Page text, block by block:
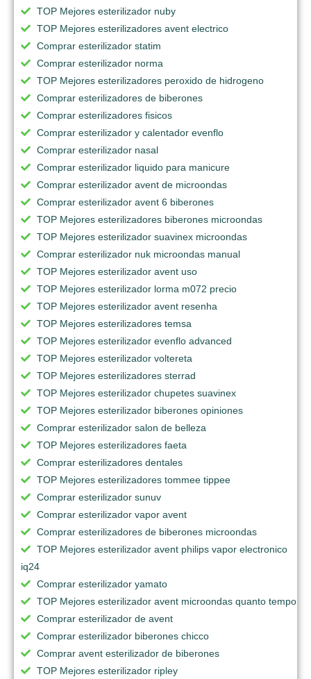
TOP Mejores esterilizador nuby
TOP Mejores esterilizadores avent electrico
Comprar esterilizador statim
Comprar esterilizador norma
TOP Mejores esterilizadores peroxido de hidrogeno
Comprar esterilizadores de biberones
Comprar esterilizadores fisicos
Comprar esterilizador y calentador evenflo
Comprar esterilizador nasal
Comprar esterilizador liquido para manicure
Comprar esterilizador avent de microondas
Comprar esterilizador avent 6 biberones
TOP Mejores esterilizadores biberones microondas
TOP Mejores esterilizador suavinex microondas
Comprar esterilizador nuk microondas manual
TOP Mejores esterilizador avent uso
TOP Mejores esterilizador lorma m072 precio
TOP Mejores esterilizador avent resenha
TOP Mejores esterilizadores temsa
TOP Mejores esterilizador evenflo advanced
TOP Mejores esterilizador voltereta
TOP Mejores esterilizadores sterrad
TOP Mejores esterilizador chupetes suavinex
TOP Mejores esterilizador biberones opiniones
Comprar esterilizador salon de belleza
TOP Mejores esterilizadores faeta
Comprar esterilizadores dentales
TOP Mejores esterilizadores tommee tippee
Comprar esterilizador sunuv
Comprar esterilizador vapor avent
Comprar esterilizadores de biberones microondas
TOP Mejores esterilizador avent philips vapor electronico
iq24
Comprar esterilizador yamato
TOP Mejores esterilizador avent microondas quanto tempo
Comprar esterilizador de avent
Comprar esterilizador biberones chicco
Comprar avent esterilizador de biberones
TOP Mejores esterilizador ripley